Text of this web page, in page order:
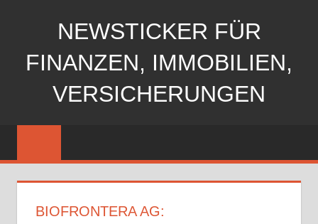
NEWSTICKER FÜR
FINANZEN, IMMOBILIEN,
VERSICHERUNGEN
BIOFRONTERA AG: